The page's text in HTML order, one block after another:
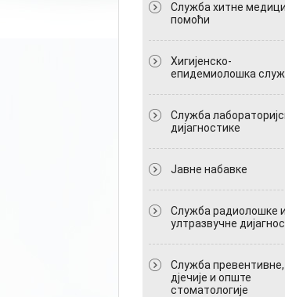
Служба хитне
помоћи
Хигијенско-
епидемиолошка
Служба
дијагностике
Јавне набавке
Служба радиолошке и
ултразвучне
Служба превентивне,
дјечије и опште
стоматологије